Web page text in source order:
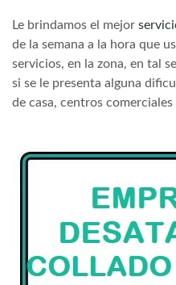
Le brindamos el mejor
de la semana a la hora que
servicios, en la zona, en tal
si se le presenta alguna
de casa, centros comerciales